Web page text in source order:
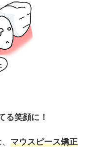
る笑顔に！
マウスピース矯正